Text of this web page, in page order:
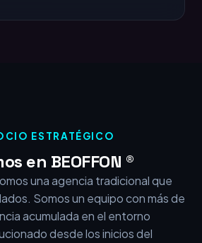
ESTRATÉGICO
en BEOFFON ®
una agencia tradicional que
Somos un equipo con más de
acumulada en el entorno
desde los inicios del